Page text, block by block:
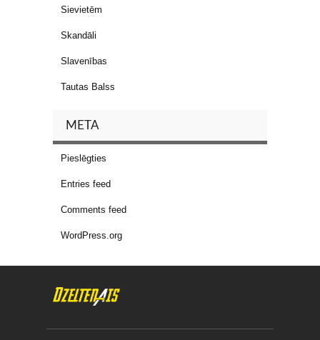
Sievietēm
Skandāli
Slavenības
Tautas Balss
META
Pieslēgties
Entries feed
Comments feed
WordPress.org